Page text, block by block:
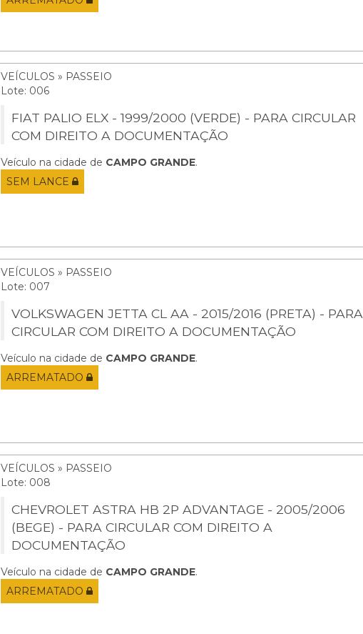
VEÍCULOS » PASSEIO
Lote: 006
FIAT PALIO ELX - 1999/2000 (VERDE) - PARA CIRCULAR
COM DIREITO A DOCUMENTAÇÃO
Veículo na cidade de CAMPO GRANDE.
SEM LANCE
VEÍCULOS » PASSEIO
Lote: 007
VOLKSWAGEN JETTA CL AA - 2015/2016 (PRETA) - PARA
CIRCULAR COM DIREITO A DOCUMENTAÇÃO
Veículo na cidade de CAMPO GRANDE.
ARREMATADO
VEÍCULOS » PASSEIO
Lote: 008
CHEVROLET ASTRA HB 2P ADVANTAGE - 2005/2006
(BEGE) - PARA CIRCULAR COM DIREITO A
DOCUMENTAÇÃO
Veículo na cidade de CAMPO GRANDE.
ARREMATADO